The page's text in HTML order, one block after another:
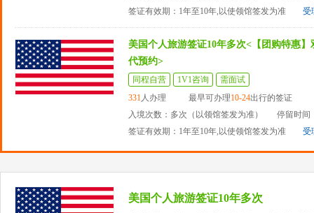
签证有效期：1年至10年,以使领馆签发为准
受
美国个人旅游签证10年多次<【团购特惠
代预约>
同程自营 1V1咨询
需面试
331人办理 最早可办理10-24出行的签证
入境次数：多次（以领馆签发为准）
停留时间
签证有效期：1年至10年,以使领馆签发为准
受
美国个人旅游签证10年多次